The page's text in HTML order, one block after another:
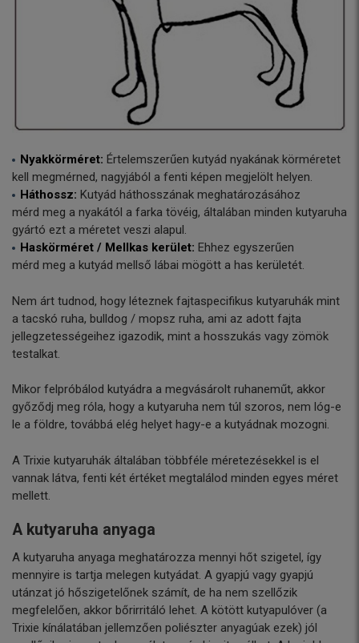
Nyakkörméret: Értelemszerűen kutyád nyakának körméretet
kell megmérned, nagyjából a fenti képen megjelölt helyen.
Háthossz: Kutyád háthosszának meghatározásához
mérd meg a nyakától a farka tövéig, általában minden kutyaruha
gyártó ezt a méretet veszi alapul.
Haskörméret / Mellkas kerület: Ehhez egyszerűen
mérd meg a kutyád mellső lábai mögött a has kerületét.
Nem árt tudnod, hogy léteznek fajtaspecifikus kutyaruhák mint
a tacskó ruha, bulldog / mopsz ruha, ami az adott fajta
jellegzetességeihez igazodik, mint a hosszukás vagy zömök
testalkat.
Mikor felpróbálod kutyádra a megvásárolt ruhaneműt, akkor
győződj meg róla, hogy a kutyaruha nem túl szoros, nem lóg-e
le a földre, továbbá elég helyet hagy-e a kutyádnak mozogni.
A Trixie kutyaruhák általában többféle méretezésekkel is el
vannak látva, fenti két értéket megtalálod minden egyes méret
mellett.
A kutyaruha anyaga
A kutyaruha anyaga meghatározza mennyi hőt szigetel, így
mennyire is tartja melegen kutyádat. A gyapjú vagy gyapjú
utánzat jó hőszigetelőnek számít, de ha nem szellőzik
megfelelően, akkor bőrirritáló lehet. A kötött kutyapulóver (a
Trixie kínálatában jellemzően poliészter anyagúak ezek) jól